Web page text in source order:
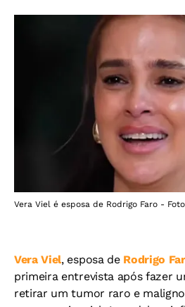
Vera Viel é esposa de Rodrigo Faro -
Vera Viel, esposa deRodrigo
primeira entrevista após fazer
retirar um tumor raro e